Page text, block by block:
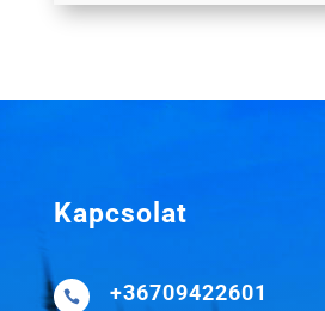
Kapcsolat
 +36709422601